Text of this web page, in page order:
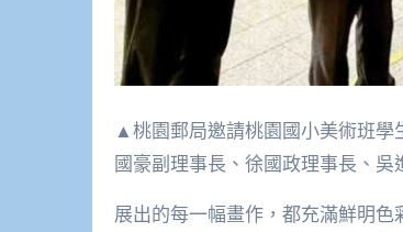
▲桃園郵局邀請桃園國小美術班學
國豪副理事長、徐國政理事長、
展出的每一幅畫作，都充滿鮮明